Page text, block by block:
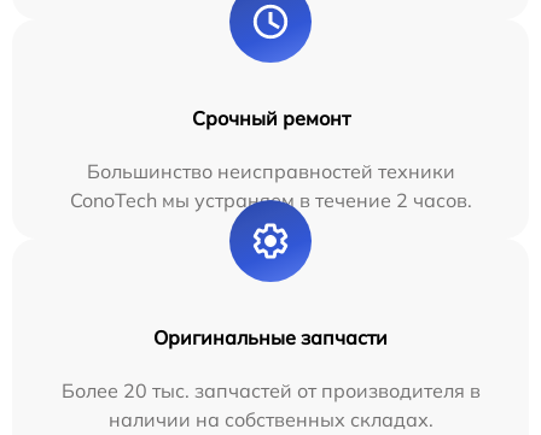
Срочный ремонт
Большинство неисправностей техники
ConoTech мы устраняем в течение 2 часов.
Оригинальные запчасти
Более 20 тыс. запчастей от производителя в
наличии на собственных складах.